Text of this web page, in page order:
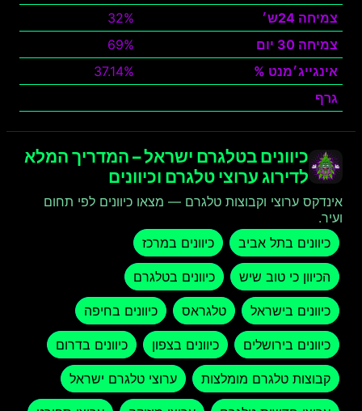
צמיחה 24ש׳
32%
צמיחה 30 יום
69%
אינגייג׳מנט %
37.14%
גרף
כיוונים בטלגרם ישראל – המדריך המלא
לדירוג ערוצי טלגרם וכיוונים
אינדקס ערוצי וקבוצות טלגרם — מצאו כיוונים לפי תחום
ועיר.
כיוונים בתל אביב
כיוונים במרכז
הכיוון כי טוב שיש כיוונים בטלגרם
כיוונים בישראל טלגראס כיוונים בחיפה
כיוונים בירושלים כיוונים בצפון כיוונים בדרום
קבוצות טלגרם מומלצות ערוצי טלגרם ישראל